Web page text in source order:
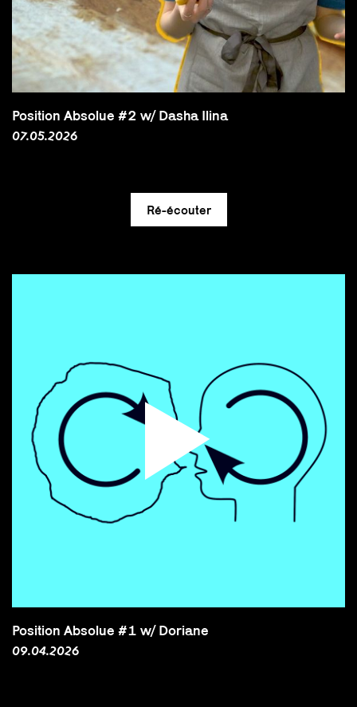
Position Absolue #2 w/ Dasha Ilina
07.05.2026
Position Absolue #1 w/ Doriane
09.04.2026